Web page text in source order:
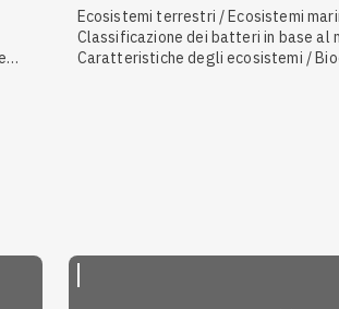
Ecosistemi terrestri / Ecosistemi
Classificazione dei batteri in base al
Caratteristiche degli ecosistemi /